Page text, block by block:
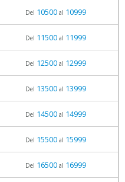
Del 10500al 10999
Del 11500al 11999
Del 12500al 12999
Del 13500al 13999
Del 14500al 14999
Del 15500al 15999
Del 16500al 16999